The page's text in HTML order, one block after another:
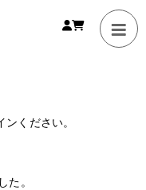
ください。
た。